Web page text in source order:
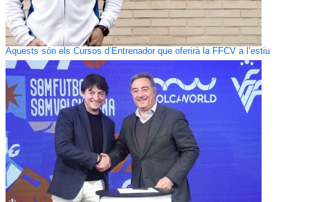
Aquests són els Cursos d’Entrenador que oferirà la FFCV a l’estiu